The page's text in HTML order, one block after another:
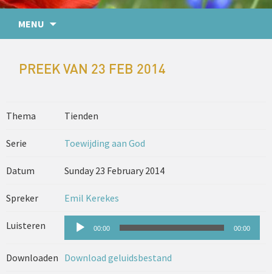
MENU
PREEK VAN 23 FEB 2014
Thema Tienden
Serie Toewijding aan God
Datum Sunday 23 February 2014
Spreker Emil Kerekes
Luisteren Audiospeler
00:00 00:00
Downloaden Download geluidsbestand